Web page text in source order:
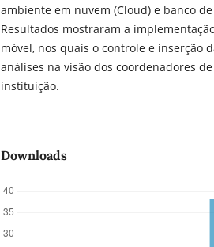
ambiente em nuvem (Cloud) e banco
Resultados mostraram a
móvel, nos quais o controle e inserção
análises na visão dos coordenadores
instituição.
Downloads